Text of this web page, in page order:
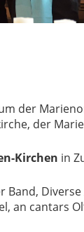
der
der
Kirchen in
Band,
an cantars